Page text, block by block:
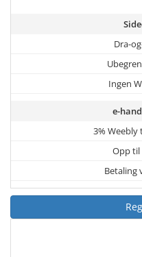
Dra-
Ingen
e-
3%
Opp
Betaling